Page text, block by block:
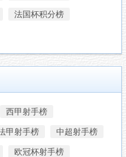
法国杯积分榜
西甲射手榜
甲射手榜 中超射手榜
欧冠杯射手榜